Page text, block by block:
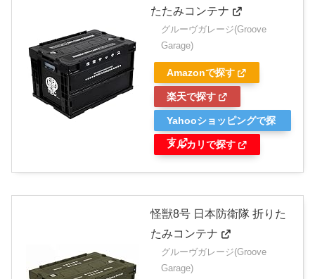
たたみコンテナ
グルーヴガレージ(Groove
Garage)
Amazonで探す
楽天で探す
Yahooショッピングで探
す
メルカリで探す
怪獣8号 日本防衛隊 折りた
たみコンテナ
グルーヴガレージ(Groove
Garage)